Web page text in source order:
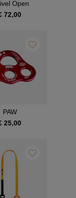
Open
72,00
PAW
25,00